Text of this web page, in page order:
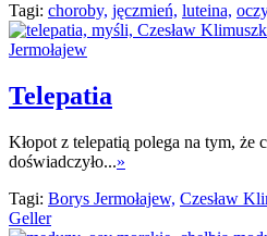
Tagi: choroby, jęczmień, luteina,
Telepatia
Kłopot z telepatią polega na tym,
doświadczyło...»
Tagi: Borys Jermołajew, Czesław
Geller